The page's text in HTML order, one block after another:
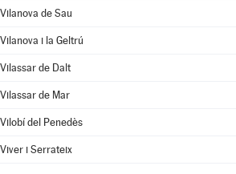
Vilanova de Sau
Vilanova i la Geltrú
Vilassar de Dalt
Vilassar de Mar
Vilobí del Penedès
Viver i Serrateix